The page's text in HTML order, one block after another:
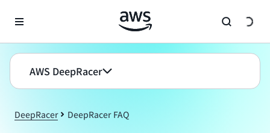
AWS DeepRacer
DeepRacer DeepRacer FAQ